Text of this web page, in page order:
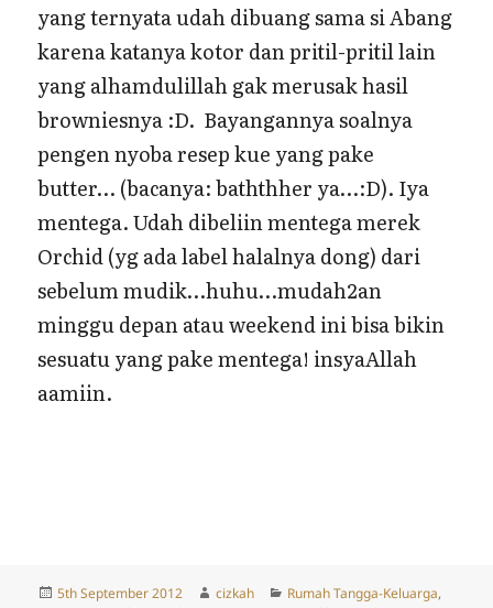
yang ternyata udah dibuang sama si Abang
karena katanya kotor dan pritil-pritil lain
yang alhamdulillah gak merusak hasil
browniesnya :D. Bayangannya soalnya
pengen nyoba resep kue yang pake
butter… (bacanya: baththher ya…:D). Iya
mentega. Udah dibeliin mentega merek
Orchid (yg ada label halalnya dong) dari
sebelum mudik…huhu…mudah2an
minggu depan atau weekend ini bisa bikin
sesuatu yang pake mentega! insyaAllah
aamiin.
Posted
5th September 2012 Author
cizkah Categories
Rumah Tangga-Keluarga,